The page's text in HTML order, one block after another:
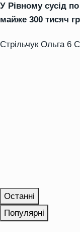
У Рівному сусід
майже 300 тисяч
Стрільчук Ольга 6
Останні
Популярні